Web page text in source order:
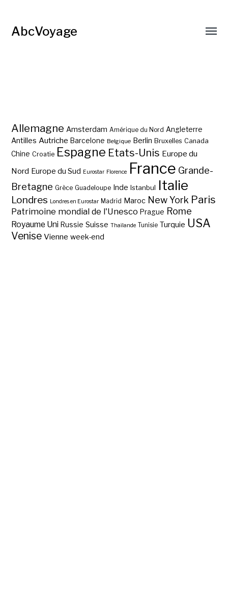
AbcVoyage
Allemagne Amsterdam Amérique du Nord Angleterre
Antilles Autriche Barcelone Belgique Berlin Bruxelles Canada
Chine Croatie Espagne Etats-Unis Europe du
Nord Europe du Sud Eurostar Florence France Grande-
Bretagne Grèce Guadeloupe Inde Istanbul Italie
Londres Londres en Eurostar Madrid Maroc New York Paris
Patrimoine mondial de l'Unesco Prague Rome
Royaume Uni Russie Suisse Thaïlande Tunisie Turquie USA
Venise Vienne week-end